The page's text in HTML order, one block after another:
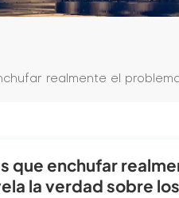
realmente el
que enchufar
la verdad sobre